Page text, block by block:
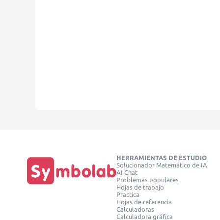
HERRAMIENTAS DE ESTUDIO
Solucionador Matemático de IA
AI Chat
Problemas populares
Hojas de trabajo
Practica
Hojas de referencia
Calculadoras
Calculadora gráfica